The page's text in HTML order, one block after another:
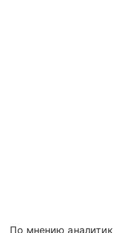
По мнению